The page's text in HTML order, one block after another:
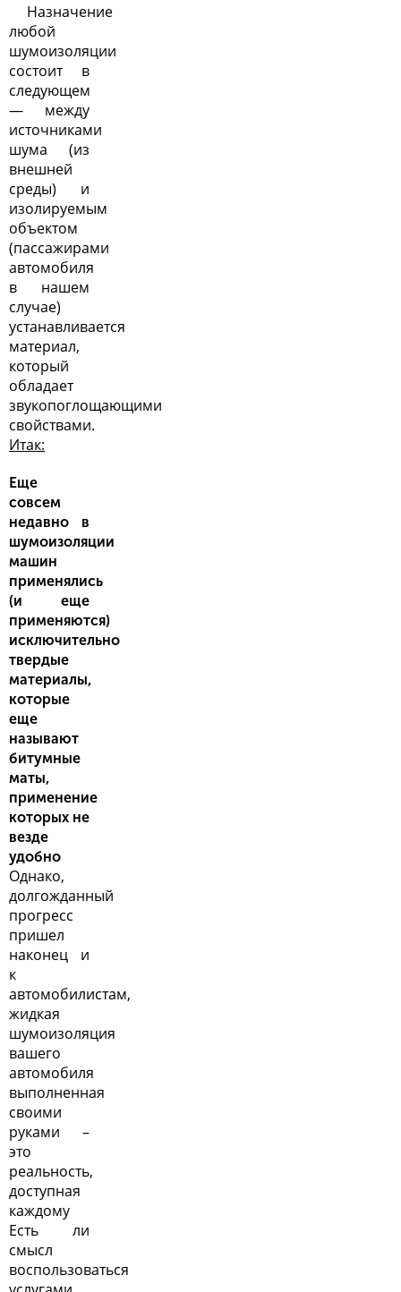
Назначение
любой
шумоизоляции
состоит в
следующем
— между
источниками
шума (из
внешней
среды) и
изолируемым
объектом
(пассажирами
автомобиля
в нашем
случае)
устанавливается
материал,
который
обладает
звукопоглощающими
свойствами.
Итак:
Еще
совсем
недавно в
шумоизоляции
машин
применялись
(и еще
применяются)
исключительно
твердые
материалы,
которые
еще
называют
битумные
маты,
применение
которых не
везде
удобно
Однако,
долгожданный
прогресс
пришел
наконец и
к
автомобилистам,
жидкая
шумоизоляция
вашего
автомобиля
выполненная
своими
руками –
это
реальность,
доступная
каждому
Есть ли
смысл
воспользоваться